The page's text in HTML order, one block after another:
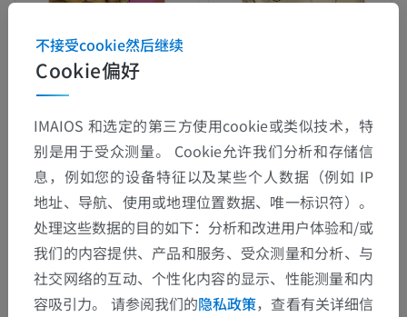
Cookie偏好
不接受cookie然后继续
IMAIOS 和选定的第三方使用cookie或类似技术，特
别是用于受众测量。 Cookie允许我们分析和存储信
息，例如您的设备特征以及某些个人数据（例如 IP
地址、导航、使用或地理位置数据、唯一标识符）。
处理这些数据的目的如下：分析和改进用户体验和/或
我们的内容提供、产品和服务、受众测量和分析、与
社交网络的互动、个性化内容的显示、性能测量和内
容吸引力。 请参阅我们的隐私政策，查看有关详细信